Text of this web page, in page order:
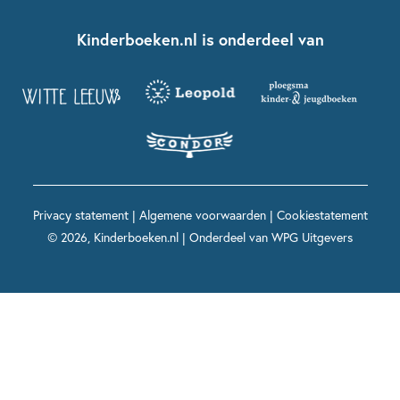
Kinderboeken diversiteit
Grappige kinderboeken
Spannende kinderboeken
Boekentips 12+ jaar
Voor volwassenen
Spekkie en Sproet
Maxi & Helium
Voor het onderwijs
Kinderboeken.nl is onderdeel van
Privacy statement| Algemene voorwaarden| Cookiestatement
© 2026, Kinderboeken.nl | Onderdeel van WPG Uitgevers